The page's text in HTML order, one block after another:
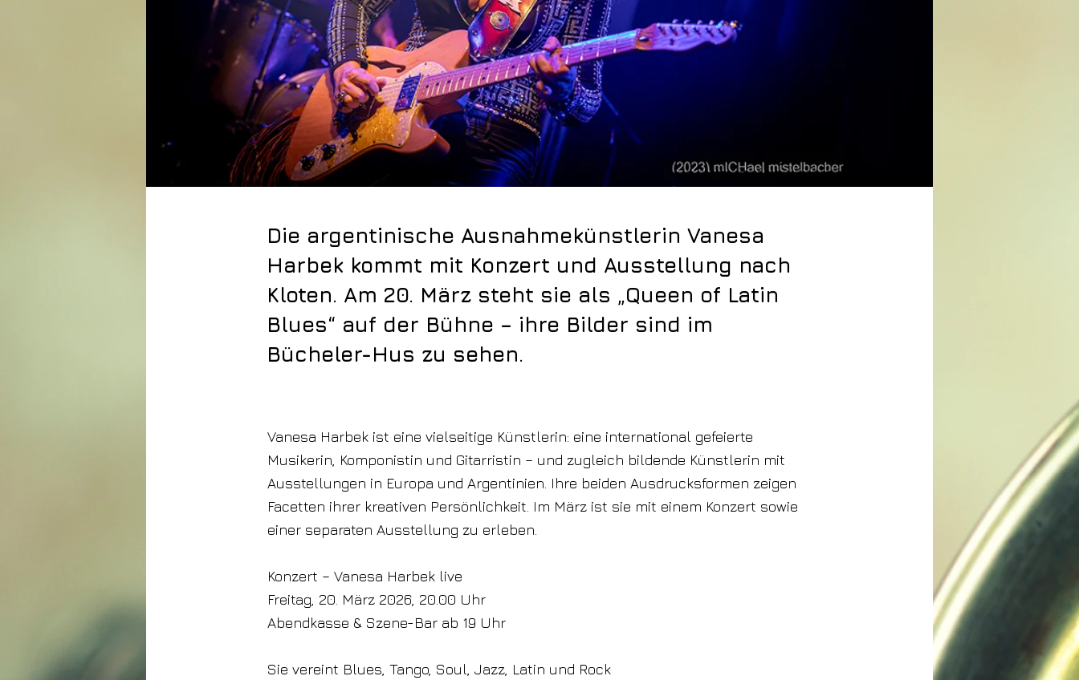
Die argentinische Ausnahmekünstlerin Vanesa
Harbek kommt mit Konzert und Ausstellung nach
Kloten. Am 20. März steht sie als „Queen of Latin
Blues“ auf der Bühne – ihre Bilder sind im
Bücheler-Hus zu sehen.
Vanesa Harbek ist eine vielseitige Künstlerin: eine international gefeierte
Musikerin, Komponistin und Gitarristin – und zugleich bildende Künstlerin mit
Ausstellungen in Europa und Argentinien. Ihre beiden Ausdrucksformen zeigen
Facetten ihrer kreativen Persönlichkeit. Im März ist sie mit einem Konzert sowie
einer separaten Ausstellung zu erleben.
Konzert – Vanesa Harbek live
Freitag, 20. März 2026, 20.00 Uhr
Abendkasse & Szene-Bar ab 19 Uhr
Sie vereint Blues, Tango, Soul, Jazz, Latin und Rock